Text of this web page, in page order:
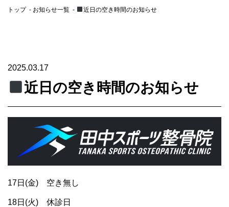
トップ お知らせ一覧 近日の空き時間のお知らせ
2025.03.17
近日の空き時間のお知らせ
17日(金) 空き無し
18日(火) 休診日